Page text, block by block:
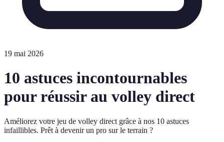
19 mai 2026
10 astuces incontournables
pour réussir au volley direct
Améliorez votre jeu de volley direct grâce à nos 10 astuces
infaillibles. Prêt à devenir un pro sur le terrain ?